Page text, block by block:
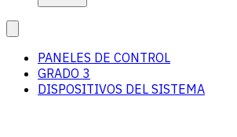
PANELES DE CONTROL
GRADO 3
DISPOSITIVOS DEL SISTEMA